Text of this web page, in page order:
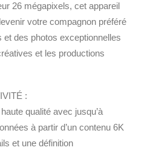
26 mégapixels, cet appareil
votre compagnon préféré
et des photos exceptionnelles
et les productions
:
qualité avec jusqu’à
à partir d’un contenu 6K
et une définition